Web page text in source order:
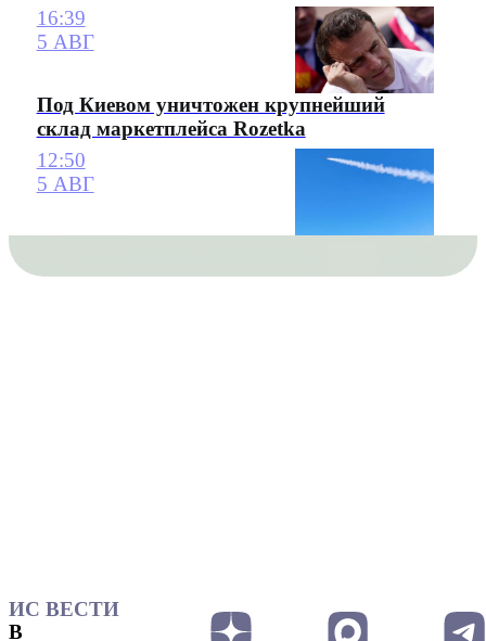
16:39
5 АВГ
Под Киевом уничтожен крупнейший
склад маркетплейса Rozetka
12:50
5 АВГ
ИС ВЕСТИ
В